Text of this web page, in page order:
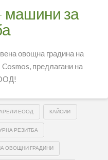
машини за
овощна градина на
предлагани на
ЕООД КАЙСИИ
РЕЗИТБА
ОВОЩНИ ГРАДИНИ